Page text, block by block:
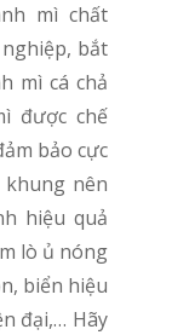
mì chất
bắt
mì cá chả
được chế
bảo cực
nên
hiệu quả
lò ủ nóng
biển hiệu
đại,… Hãy